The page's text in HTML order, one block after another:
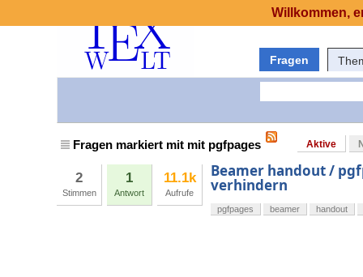
Fragen
Fragen markiert mit mit pgfpages Aktive
2
Stimmen
1
Antwort
11.1k
Aufrufe
Beamer handout /
verhindern
pgfpages beamer handout
Willkommen,